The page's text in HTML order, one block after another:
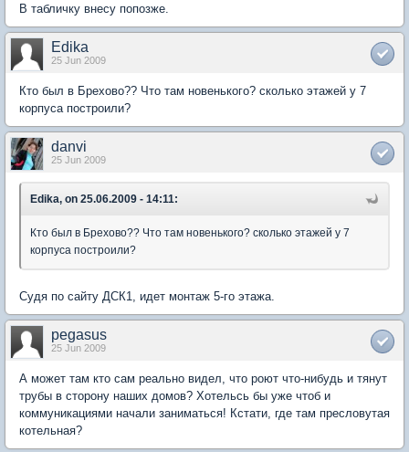
В табличку внесу попозже.
Edika
25 Jun 2009
Кто был в Брехово?? Что там новенького? сколько этажей у 7
корпуса построили?
danvi
25 Jun 2009
Edika, on 25.06.2009 - 14:11:
Кто был в Брехово?? Что там новенького? сколько этажей у 7
корпуса построили?
Судя по сайту ДСК1, идет монтаж 5-го этажа.
pegasus
25 Jun 2009
А может там кто сам реально видел, что роют что-нибудь и тянут
трубы в сторону наших домов? Хотельсь бы уже чтоб и
коммуникациями начали заниматься! Кстати, где там пресловутая
котельная?